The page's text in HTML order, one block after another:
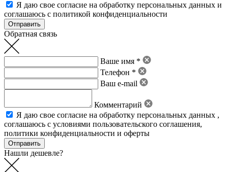
Я даю свое согласие на обработку персональных данных и
соглашаюсь с политикой конфиденциальности
Обратная связь
Ваше имя *
Телефон *
Ваш e-mail
Комментарий
Я даю свое согласие на обработку персональных данных ,
соглашаюсь с условиями пользовательского соглашения,
политики конфиденциальности и оферты
Нашли дешевле?